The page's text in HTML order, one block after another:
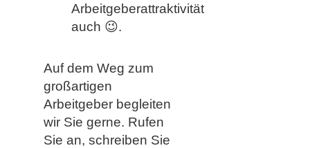
Arbeitgeberattraktivität
auch 😉.
Auf dem Weg zum
großartigen
Arbeitgeber begleiten
wir Sie gerne. Rufen
Sie an, schreiben Sie